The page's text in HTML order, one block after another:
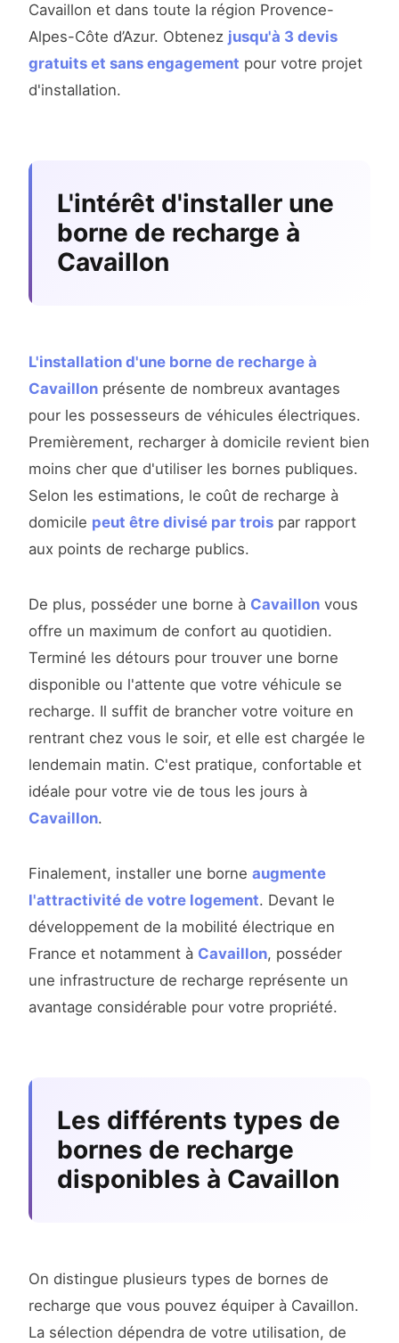
Cavaillon et dans toute la région Provence-
Alpes-Côte d’Azur. Obtenez jusqu'à 3 devis
gratuits et sans engagement pour votre projet
d'installation.
L'intérêt d'installer une
borne de recharge à
Cavaillon
L'installation d'une borne de recharge à
Cavaillon présente de nombreux avantages
pour les possesseurs de véhicules électriques.
Premièrement, recharger à domicile revient bien
moins cher que d'utiliser les bornes publiques.
Selon les estimations, le coût de recharge à
domicile peut être divisé par trois par rapport
aux points de recharge publics.
De plus, posséder une borne à Cavaillon vous
offre un maximum de confort au quotidien.
Terminé les détours pour trouver une borne
disponible ou l'attente que votre véhicule se
recharge. Il suffit de brancher votre voiture en
rentrant chez vous le soir, et elle est chargée le
lendemain matin. C'est pratique, confortable et
idéale pour votre vie de tous les jours à
Cavaillon.
Finalement, installer une borne augmente
l'attractivité de votre logement. Devant le
développement de la mobilité électrique en
France et notamment à Cavaillon, posséder
une infrastructure de recharge représente un
avantage considérable pour votre propriété.
Les différents types de
bornes de recharge
disponibles à Cavaillon
On distingue plusieurs types de bornes de
recharge que vous pouvez équiper à Cavaillon.
La sélection dépendra de votre utilisation, de